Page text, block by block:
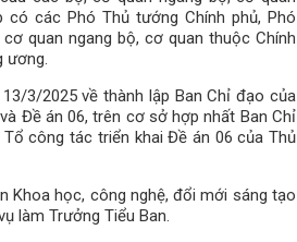
các Phó Thủ tướng Chính phủ, Phó
quan ngang bộ, cơ quan thuộc Chính
ương.
3/2025 về thành lập Ban Chỉ đạo của
Đề án 06, trên cơ sở hợp nhất Ban Chỉ
công tác triển khai Đề án 06 của Thủ
Khoa học, công nghệ, đổi mới sáng tạo
làm Trưởng Tiểu Ban.